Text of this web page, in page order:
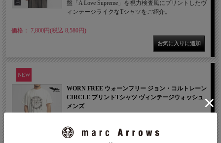
盤「A Love Supreme」を視力検査風にプリントしたヴ
ィンテージライクなTシャツをご紹介。
価格： 7,800円(税込 8,580円)
NEW
WORN FREE ウォーンフリー ジョン・コルトレーン
CIRCLE プリントTシャツ ヴィンテージウォッシュ
メンズ
た"Coltrane Circle"をプリントしたヴィンテージライク
なTシャツをご紹介。